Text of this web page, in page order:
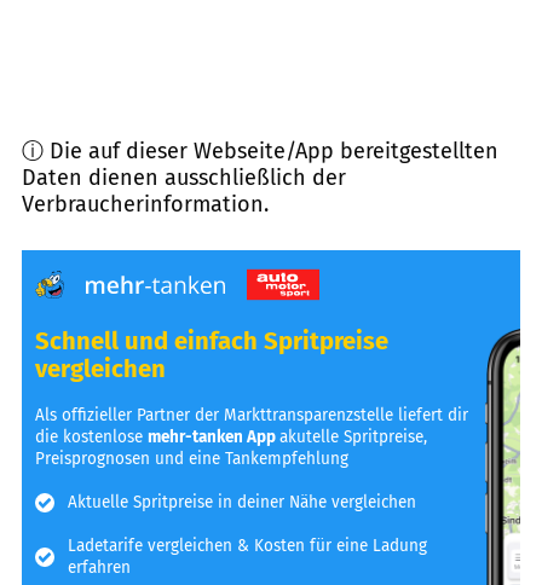
ⓘ Die auf dieser Webseite/App bereitgestellten
Daten dienen ausschließlich der
Verbraucherinformation.
Schnell und einfach Spritpreise
vergleichen
Als offizieller Partner der Markttransparenzstelle liefert dir
die kostenlosemehr-tanken Appakutelle Spritpreise,
Preisprognosen und eine Tankempfehlung
Aktuelle Spritpreise in deiner Nähe vergleichen
Ladetarife vergleichen & Kosten für eine Ladung
erfahren